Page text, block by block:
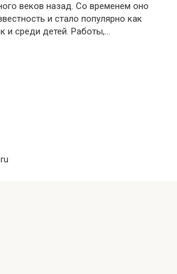
веков назад. Со временем оно
и стало популярно как
и среди детей. Работы,…